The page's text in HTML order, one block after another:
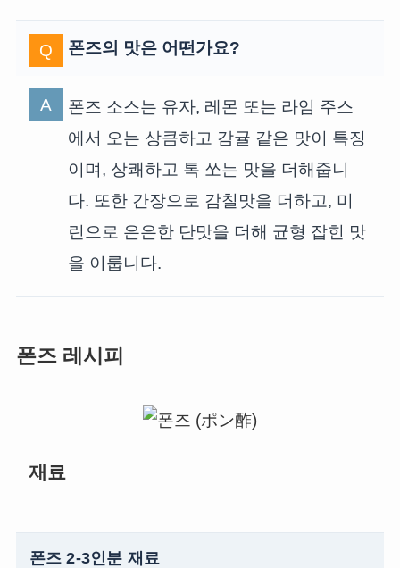
폰즈의 맛은 어떤가요?
폰즈 소스는 유자, 레몬 또는 라임 주스
에서 오는 상큼하고 감귤 같은 맛이 특징
이며, 상쾌하고 톡 쏘는 맛을 더해줍니
다. 또한 간장으로 감칠맛을 더하고, 미
린으로 은은한 단맛을 더해 균형 잡힌 맛
을 이룹니다.
폰즈 레시피
재료
폰즈 2-3인분 재료